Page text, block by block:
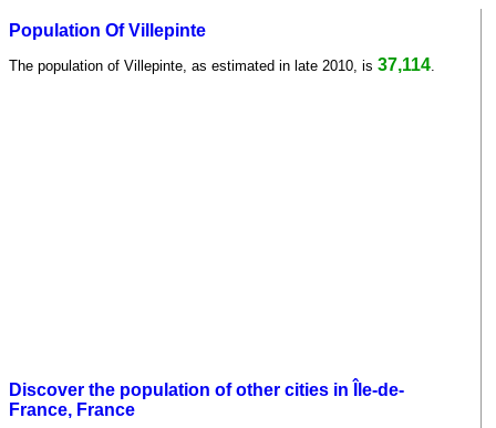
Population Of Villepinte
The population of Villepinte, as estimated in late 2010, is 37,114
Discover the population of other cities in Île-de-
France, France